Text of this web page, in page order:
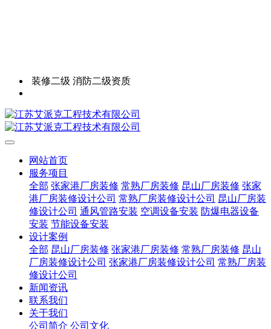
装修二级 消防二级资质
网站首页
服务项目
全部 张家港厂房装修 常熟厂房装修 昆山厂房装修 张家
港厂房装修设计公司 常熟厂房装修设计公司 昆山厂房装
修设计公司 通风管路安装 空调设备安装 防爆电器设备
安装 节能设备安装
设计案例
全部 昆山厂房装修 张家港厂房装修 常熟厂房装修 昆山
厂房装修设计公司 张家港厂房装修设计公司 常熟厂房装
修设计公司
新闻资讯
联系我们
关于我们
公司简介 公司文化